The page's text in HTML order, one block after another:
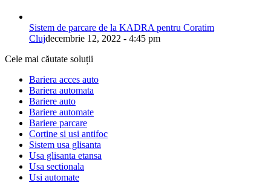
Sistem de parcare de la KADRA pentru Coratim
Clujdecembrie 12, 2022 - 4:45 pm
Cele mai căutate soluții
Bariera acces auto
Bariera automata
Bariere auto
Bariere automate
Bariere parcare
Cortine si usi antifoc
Sistem usa glisanta
Usa glisanta etansa
Usa sectionala
Usi automate